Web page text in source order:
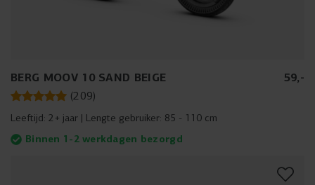
BERG MOOV 10 SAND BEIGE 59,-
(209)
Leeftijd: 2+ jaar Lengte gebruiker: 85 - 110 cm
Binnen 1-2 werkdagen bezorgd